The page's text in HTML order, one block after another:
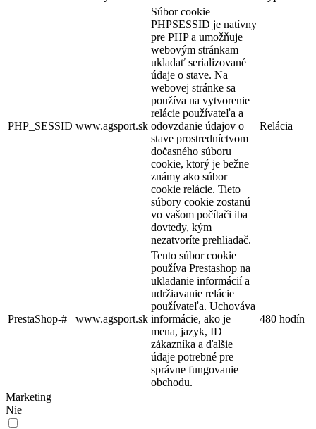
PHP_SESSID www.agsport.sk
Súbor cookie
PHPSESSID je natívny
pre PHP a umožňuje
webovým stránkam
ukladať serializované
údaje o stave. Na
webovej stránke sa
používa na vytvorenie
relácie používateľa a
odovzdanie údajov o
stave prostredníctvom
dočasného súboru
cookie, ktorý je bežne
známy ako súbor
cookie relácie. Tieto
súbory cookie zostanú
vo vašom počítači iba
dovtedy, kým
nezatvoríte prehliadač.
Relácia
PrestaShop-# www.agsport.sk
Tento súbor cookie
používa Prestashop na
ukladanie informácií a
udržiavanie relácie
používateľa. Uchováva
informácie, ako je
mena, jazyk, ID
zákazníka a ďalšie
údaje potrebné pre
správne fungovanie
obchodu.
480 hodín
Marketing
Nie